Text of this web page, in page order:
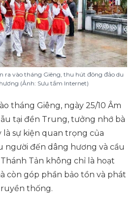
ra vào tháng Giêng, thu hút đông đảo du
(Ảnh: Sưu tầm Internet)
tháng Giêng, ngày 25/10 Âm
tại đền Trung, tưởng nhớ bà
là sự kiện quan trọng của
đến dâng hương và cầu
Tản không chỉ là hoạt
còn góp phần bảo tồn và phát
thống.